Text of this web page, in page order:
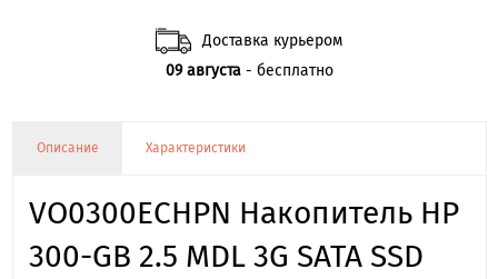
Доставка курьером
09 августа- бесплатно
Описание Характеристики
VO0300ECHPN Накопитель HP
300-GB 2.5 MDL 3G SATA SSD